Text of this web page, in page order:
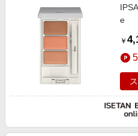
デジタルコンテンツ
ビジネス・その他サービス
週末の高還元 夏の長期版
e
￥